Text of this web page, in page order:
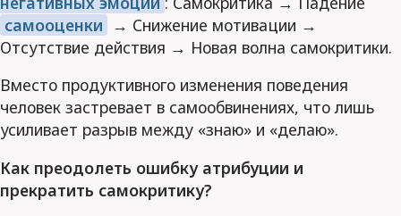
самооценки → Снижение мотивации →
Отсутствие действия → Новая волна самокритики.
Вместо продуктивного изменения поведения
человек застревает в самообвинениях, что лишь
усиливает разрыв между «знаю» и «делаю».
Как преодолеть ошибку атрибуции и
прекратить самокритику?